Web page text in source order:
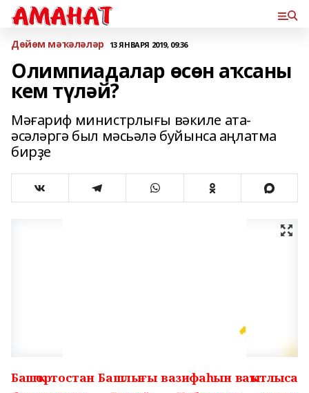
Дөйөм мәҡәләләр 13 ЯНВАРЯ 2019, 09:36
Олимпиадалар өсөн аҡсаны
кем түләй?
Мәғариф министрлығы вәкиле ата-
әсәләргә был мәсьәлә буйынса аңлатма
бирҙе
Башҡортостан Башлығы вазифаһын ваҡытлыса